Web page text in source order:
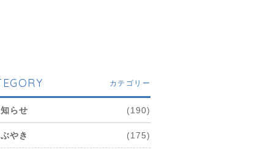
カテゴリー
らせ (190)
やき (175)